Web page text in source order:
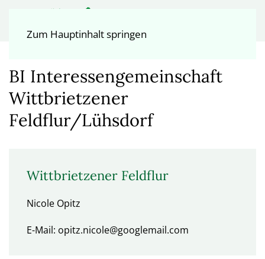
Zum Hauptinhalt springen
BI Interessengemeinschaft
Wittbrietzener
Feldflur/Lühsdorf
Wittbrietzener Feldflur
Nicole Opitz
E-Mail: opitz.nicole@googlemail.com